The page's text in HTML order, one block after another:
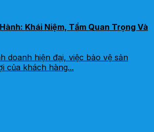
Khái Niệm, Tầm Quan Trọng Và
doanh hiện đại, việc bảo vệ sản
của khách hàng...